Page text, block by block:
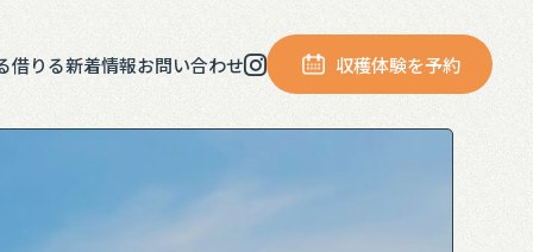
借りる新着情報お問い合わせ 収穫体験を予約